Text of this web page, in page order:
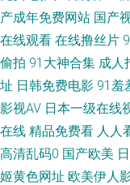
黄瓜app 91福利网在线
AV wwwsese天堂 偷拍
久快播 97夫妻超碰 婷婷
产成年免费网站 国产
在线观看 在线撸丝片
偷拍 91大神合集 成人
址 日韩免费电影 91羞
影视AV 日本一级在线
在线 精品免费看 人人
高清乱码0 国产欧美
姬黄色网址 欧美伊人